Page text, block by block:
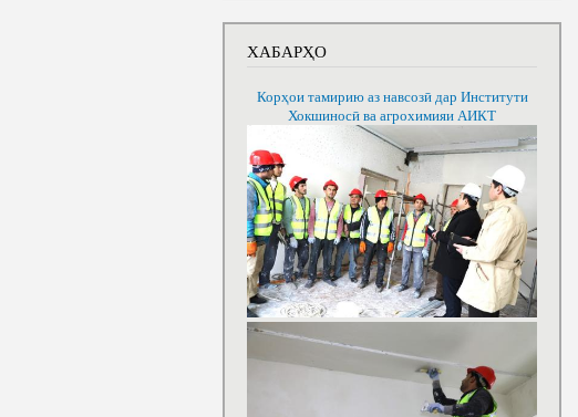
ХАБАРҲО
Корҳои тамирию аз навсозӣ дар Институти
Хокшиносӣ ва агрохимияи АИКТ